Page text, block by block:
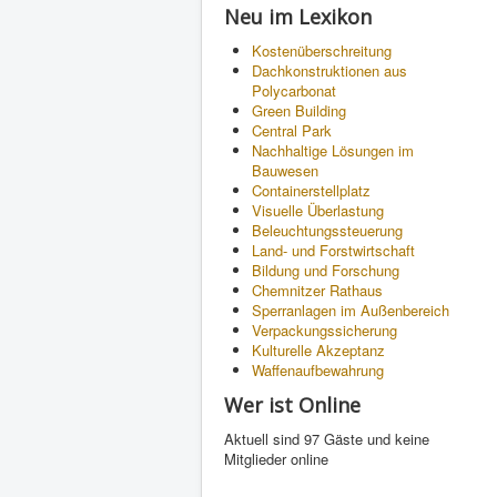
Neu im Lexikon
Kostenüberschreitung
Dachkonstruktionen aus
Polycarbonat
Green Building
Central Park
Nachhaltige Lösungen im
Bauwesen
Containerstellplatz
Visuelle Überlastung
Beleuchtungssteuerung
Land- und Forstwirtschaft
Bildung und Forschung
Chemnitzer Rathaus
Sperranlagen im Außenbereich
Verpackungssicherung
Kulturelle Akzeptanz
Waffenaufbewahrung
Wer ist Online
Aktuell sind 97 Gäste und keine
Mitglieder online